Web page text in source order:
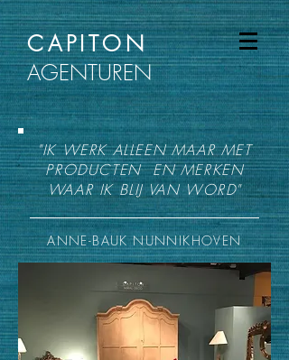
CAPITON
AGENTUREN
"IK WERK ALLEEN MAAR MET
PRODUCTEN EN MERKEN
WAAR IK BLIJ VAN WORD"
ANNE-BAUK NUNNIKHOVEN